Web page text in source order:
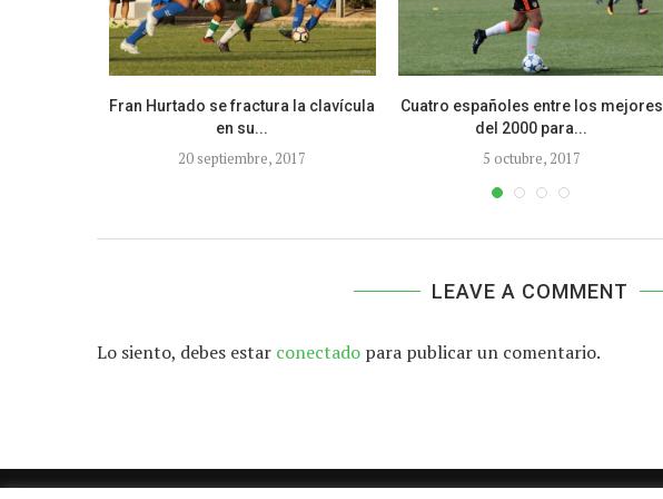
Fran Hurtado se fractura la clavícula
en su...
20 septiembre, 2017
Cuatro españoles entre los mejores
del 2000 para...
5 octubre, 2017
LEAVE A COMMENT
Lo siento, debes estar conectado para publicar un comentario.